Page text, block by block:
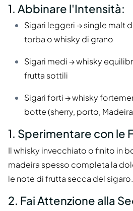
1. Abbinare l'Intensità:
Sigari leggeri → single malt
torba o whisky di grano
Sigari medi → whisky
frutta sottili
Sigari forti → whisky
botte (sherry, porto,
1. Sperimentare con le
Il whisky invecchiato o finito in
madeira spesso completa la
le note di frutta secca del sigaro.
2. Fai Attenzione alla